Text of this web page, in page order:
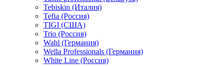
Tebiskin (Италия)
Tefia (Россия)
TIGI (США)
Trio (Россия)
Wahl (Германия)
Wella Professionals (Германия)
White Line (Россия)